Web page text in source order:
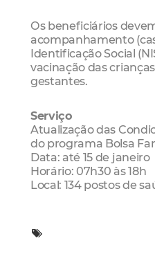
Os beneficiários
acompanhamento
Identificação Social
vacinação das
gestantes.
Serviço
Atualização das
do programa Bolsa
Data: até 15 de janeiro
Horário: 07h30 às 18h
Local: 134 postos de